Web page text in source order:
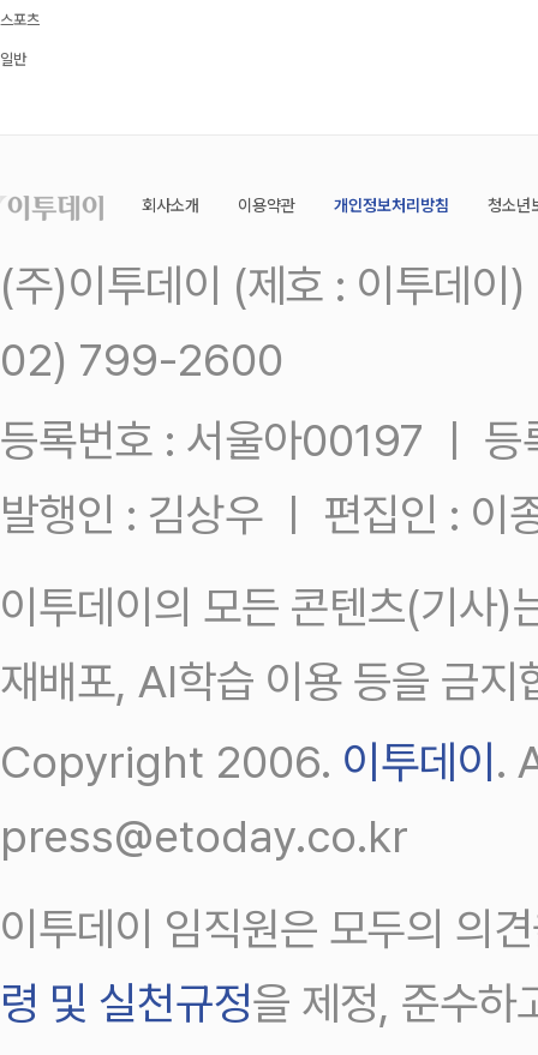
스포츠
일반
회사소개 이용약관 개인정보처리방침 청소년
(주)이투데이 (제호 : 이투데
02) 799-2600
등록번호 : 서울아00197 ㅣ
발행인 : 김상우 ㅣ 편집인 : 이
이투데이의 모든 콘텐츠(기사)
재배포, AI학습 이용 등을 금지
Copyright 2006. 이투데이.
press@etoday.co.kr
이투데이 임직원은 모두의 의
령 및 실천규정을 제정, 준수하